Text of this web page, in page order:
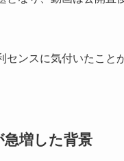
ンスに気付いたこと
増した背景